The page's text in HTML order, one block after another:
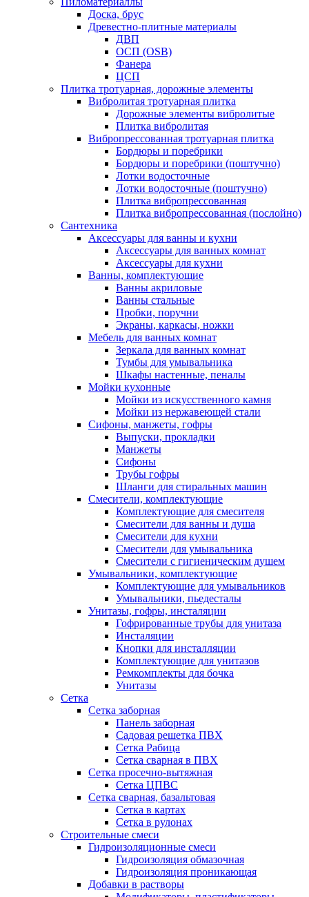
Доска, брус
Древестно-плитные материалы
ДВП
ОСП (OSB)
Фанера
ЦСП
Плитка тротуарная, дорожные элементы
Вибролитая тротуарная плитка
Дорожные элементы вибролитые
Плитка вибролитая
Вибропрессованная тротуарная плитка
Бордюры и поребрики
Бордюры и поребрики (поштучно)
Лотки водосточные
Лотки водосточные (поштучно)
Плитка вибропрессованная
Плитка вибропрессованная (послойно)
Сантехника
Аксессуары для ванны и кухни
Аксессуары для ванных комнат
Аксессуары для кухни
Ванны, комплектующие
Ванны акриловые
Ванны стальные
Пробки, поручни
Экраны, каркасы, ножки
Мебель для ванных комнат
Зеркала для ванных комнат
Тумбы для умывальника
Шкафы настенные, пеналы
Мойки кухонные
Мойки из искусственного камня
Мойки из нержавеющей стали
Сифоны, манжеты, гофры
Выпуски, прокладки
Манжеты
Сифоны
Трубы гофры
Шланги для стиральных машин
Смесители, комплектующие
Комплектующие для смесителя
Смесители для ванны и душа
Смесители для кухни
Смесители для умывальника
Смесители с гигиеническим душем
Умывальники, комплектующие
Комплектующие для умывальников
Умывальники, пьедесталы
Унитазы, гофры, инсталяции
Гофрированные трубы для унитаза
Инсталяции
Кнопки для инсталляции
Комплектующие для унитазов
Ремкомплекты для бочка
Унитазы
Сетка
Сетка заборная
Панель заборная
Садовая решетка ПВХ
Сетка Рабица
Сетка сварная в ПВХ
Сетка просечно-вытяжная
Сетка ЦПВС
Сетка сварная, базальтовая
Сетка в картах
Сетка в рулонах
Строительные смеси
Гидроизоляционные смеси
Гидроизоляция обмазочная
Гидроизоляция проникающая
Добавки в растворы